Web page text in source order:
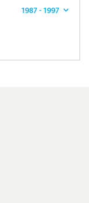
1987 - 1997